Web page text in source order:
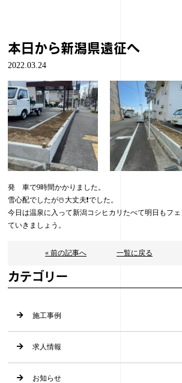
本日から新潟県遠征へ
2022.03.24
発 車で9時間かかりました。
雪心配でしたが☃️大丈夫❗️でした。
今日は温泉に入って新潟コシヒカリたべて明日もフェ
ていきましょう。
« 前の記事へ 一覧に戻る
カテゴリー
施工事例
求人情報
お知らせ